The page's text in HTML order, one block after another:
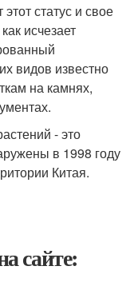
статус и свое
исчезает
видов известно
на камнях,
- это
в 1998 году
Китая.
сайте: